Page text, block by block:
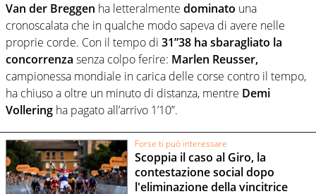
Van der Breggen ha letteralmente dominato una
cronoscalata che in qualche modo sapeva di avere nelle
proprie corde. Con il tempo di 31”38 ha sbaragliato la
concorrenza senza colpo ferire: Marlen Reusser,
campionessa mondiale in carica delle corse contro il tempo,
ha chiuso a oltre un minuto di distanza, mentre Demi
Vollering ha pagato all’arrivo 1’10”.
Forse ti può interessare
Scoppia il caso al Giro, la
contestazione social dopo
l'eliminazione della vincitrice